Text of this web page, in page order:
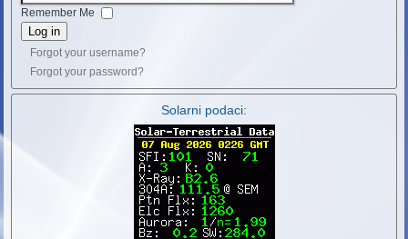
Remember Me
Log in
Forgot your username?
Forgot your password?
Solarni podaci: